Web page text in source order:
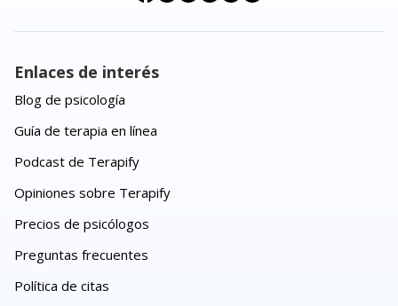
Enlaces de interés
Blog de psicología
Guía de terapia en línea
Podcast de Terapify
Opiniones sobre Terapify
Precios de psicólogos
Preguntas frecuentes
Política de citas